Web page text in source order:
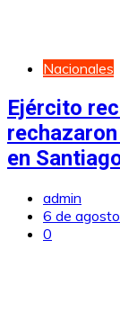
Nacionales
Ejército
en
admin
6 de
0